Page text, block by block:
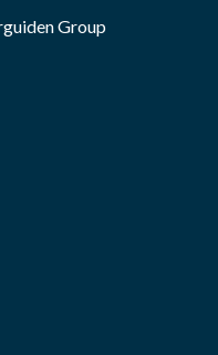
Group